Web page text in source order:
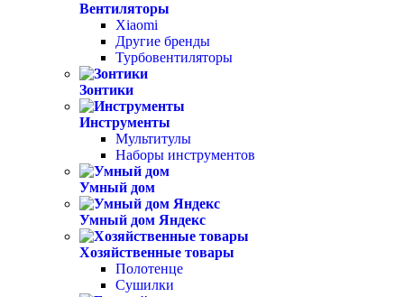
Вентиляторы
Xiaomi
Другие бренды
Турбовентиляторы
Зонтики
Инструменты
Мультитулы
Наборы инструментов
Умный дом
Умный дом Яндекс
Хозяйственные товары
Полотенце
Сушилки